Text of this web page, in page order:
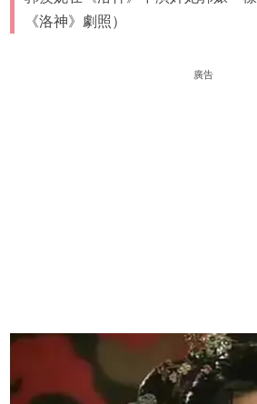
《洛神》劇照）
廣告